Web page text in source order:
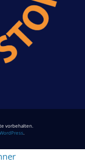
vorbehalten.
WordPress